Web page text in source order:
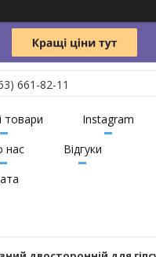
661-82-11
товари
Instagram
нас
Відгуки